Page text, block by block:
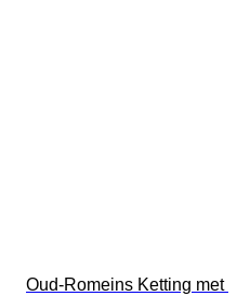
Oud-Romeins Ketting met